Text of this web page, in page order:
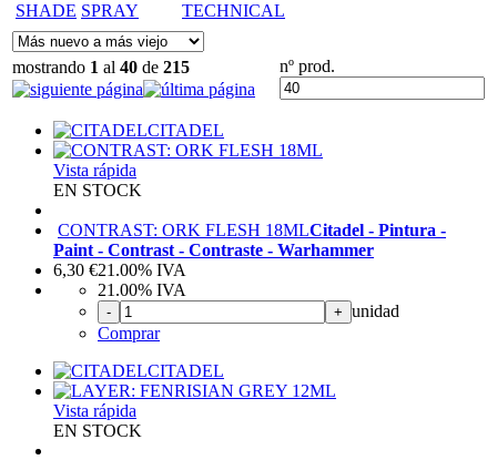
SHADE SPRAY TECHNICAL
mostrando 1 al 40 de 215 nº prod.
CITADEL
Vista rápida
EN STOCK
CONTRAST: ORK FLESH 18MLCitadel - Pintura -
Paint - Contrast - Contraste - Warhammer
6,30 €21.00% IVA
21.00% IVA
- + unidad
Comprar
CITADEL
Vista rápida
EN STOCK